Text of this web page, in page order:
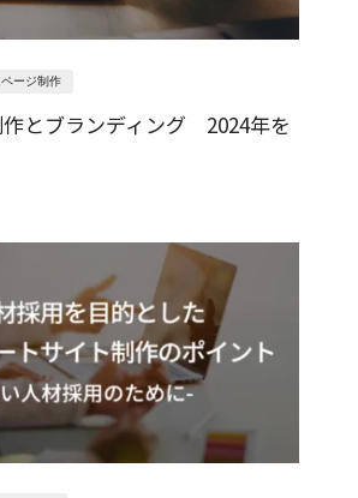
ージ制作
作とブランディング 2024年を